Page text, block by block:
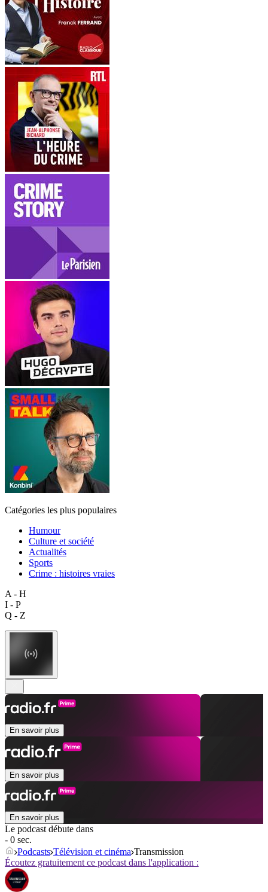
Catégories les plus populaires
Humour
Culture et société
Actualités
Sports
Crime : histoires vraies
A - H
I - P
Q - Z
En savoir plus
En savoir plus
En savoir plus
Le podcast débute dans
- 0 sec.
Podcasts Télévision et cinéma Transmission
Écoutez gratuitement ce podcast dans l'application :